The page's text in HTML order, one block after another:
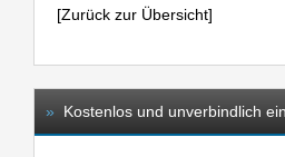
[Zurück zur Übersicht]
» Kostenlos und unverbindlich